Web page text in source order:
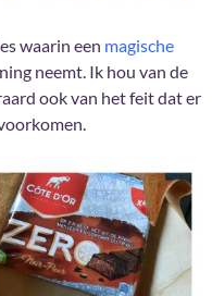
waarin een magische
neemt. Ik hou van de
ook van het feit dat er